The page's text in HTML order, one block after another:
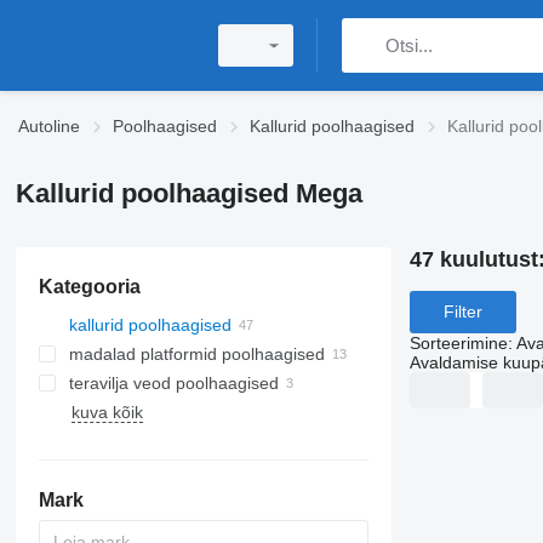
Autoline Poolhaagised Kallurid poolhaagised Kallurid
Kallurid poolhaagised Mega
Kategooria
kallurid poolhaagised
madalad platformid poolhaagised
teravilja veod poolhaagised
kuva kõik
Mark
47 kuulutust:
Filter
Sorteerimine:
Avaldamise